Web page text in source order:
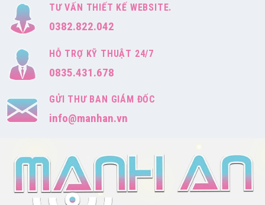
TƯ VẤN THIẾT KẾ WEBSITE.
0382.822.042
HỖ TRỢ KỸ THUẬT 24/7
0835.431.678
GỬI THƯ BAN GIÁM ĐỐC
info@manhan.vn